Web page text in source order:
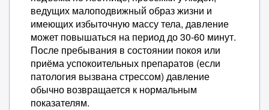
ведущих малоподвижный образ жизни и
имеющих избыточную массу тела, давление
может повышаться на период до 30-60 минут.
После пребывания в состоянии покоя или
приёма успокоительных препаратов (если
патология вызвана стрессом) давление
обычно возвращается к нормальным
показателям.